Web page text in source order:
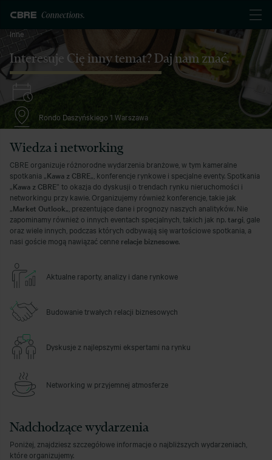
Inne
Interesuje Cię inny temat? Daj nam znać.
Rondo Daszyńskiego 1 Warszawa
Wiedza i networking
CBRE organizuje różnorodne wydarzenia branżowe, w tym kameralne
spotkania „Kawa z CBRE„, konferencje rynkowe i specjalne eventy. Spotkania
„Kawa z CBRE” to okazja do dyskusji o trendach rynku nieruchomości i
networkingu przy kawie. Organizujemy również konferencje, takie jak
„Market Outlook„, prezentujące dane i prognozy naszych analityków. Nie
zapominamy również o innych eventach specjalnych, takich jak np.targi , gale
oraz wiele innych, podczas których odbywają się wartościowe spotkania, a
nasi goście mogą nawiązać cenne relacje biznesowe.
Aktualne raporty, analizy i dane rynkowe
Budowanie trwałych relacji biznesowych
Dyskusje z najlepszymi ekspertami na rynku
Networking w przyjemnej atmosferze
Nadchodzące wydarzenia
Poniżej, znajdziesz szczegółowe informacje o najbliższych wydarzeniach,
które organizujemy.